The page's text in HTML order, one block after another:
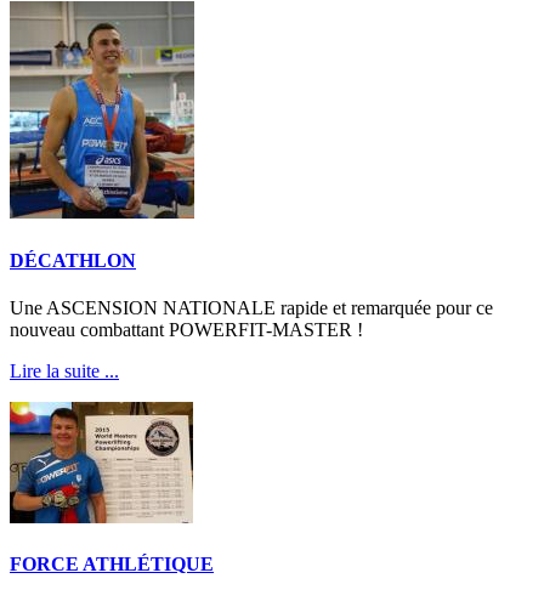
DÉCATHLON
Une ASCENSION NATIONALE rapide et remarquée pour ce
nouveau combattant POWERFIT-MASTER !
Lire la suite ...
FORCE ATHLÉTIQUE